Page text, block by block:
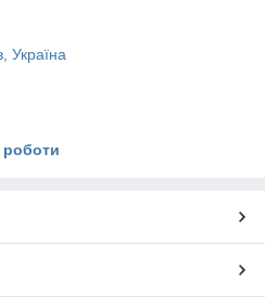
Україна
роботи